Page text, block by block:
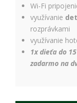
Wi-Fi
využívanie
rozprávkami
využívanie
1x dieťa do
zadarmo na